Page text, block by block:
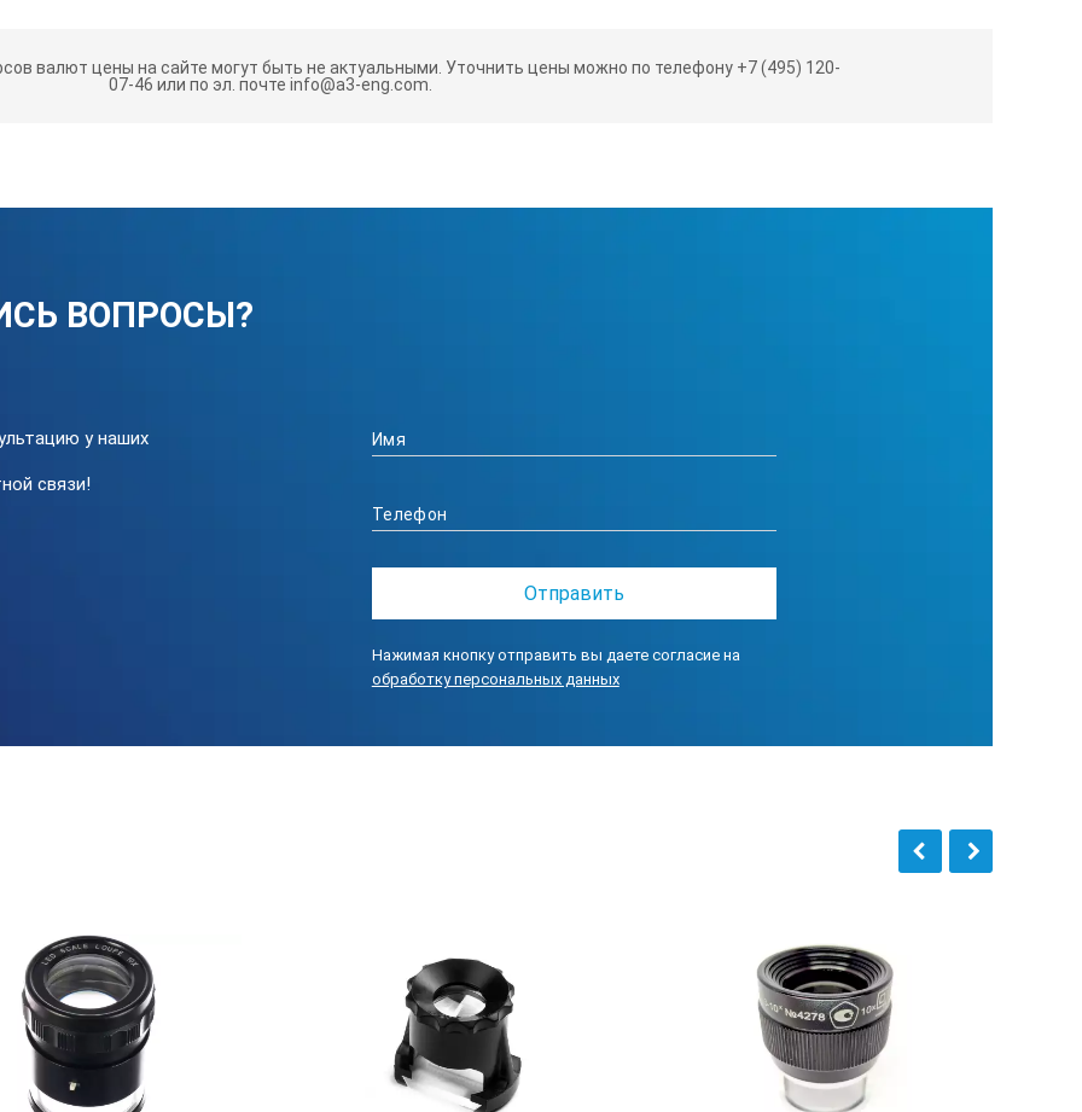
валют цены на сайте могут быть не актуальными. Уточнить цены можно по телефону +7 (495) 120-
07-46 или по эл. почте info@a3-eng.com.
ВОПРОСЫ?
у наших
связи!
Нажимая кнопку отправить вы даете согласие на
обработку персональных данных